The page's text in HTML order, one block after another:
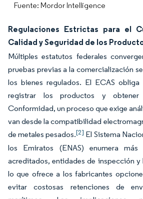
Fuente: Mordor Intelligence
Regulaciones Estrictas para el
Calidad y Seguridad de los
Múltiples estatutos federales
pruebas previas a la comercialización
los bienes regulados. El ECAS
registrar los productos y
Conformidad, un proceso que exige
van desde la compatibilidad
de metales pesados.[2] El Sistema
los Emiratos (ENAS) enumera
acreditados, entidades de inspección
lo que ofrece a los fabricantes
evitar costosas retenciones de